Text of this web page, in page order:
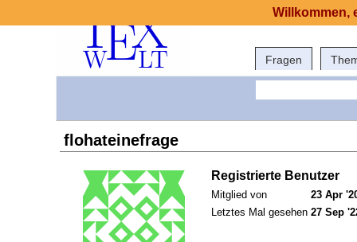
Fragen
flohateinefrage
Registrierte Benutzer
Mitglied von
23 Apr
Letztes Mal gesehen 27 Sep
Willkommen,